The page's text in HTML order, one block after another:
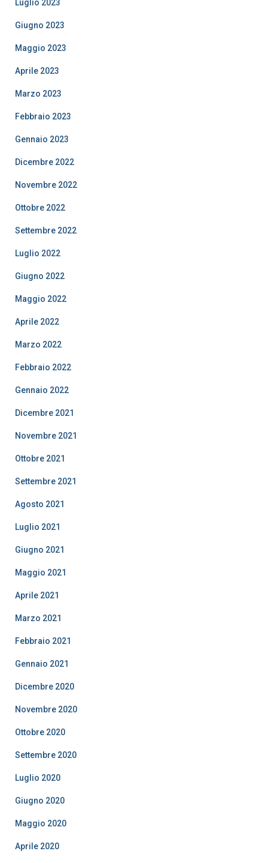
Luglio 2023
Giugno 2023
Maggio 2023
Aprile 2023
Marzo 2023
Febbraio 2023
Gennaio 2023
Dicembre 2022
Novembre 2022
Ottobre 2022
Settembre 2022
Luglio 2022
Giugno 2022
Maggio 2022
Aprile 2022
Marzo 2022
Febbraio 2022
Gennaio 2022
Dicembre 2021
Novembre 2021
Ottobre 2021
Settembre 2021
Agosto 2021
Luglio 2021
Giugno 2021
Maggio 2021
Aprile 2021
Marzo 2021
Febbraio 2021
Gennaio 2021
Dicembre 2020
Novembre 2020
Ottobre 2020
Settembre 2020
Luglio 2020
Giugno 2020
Maggio 2020
Aprile 2020